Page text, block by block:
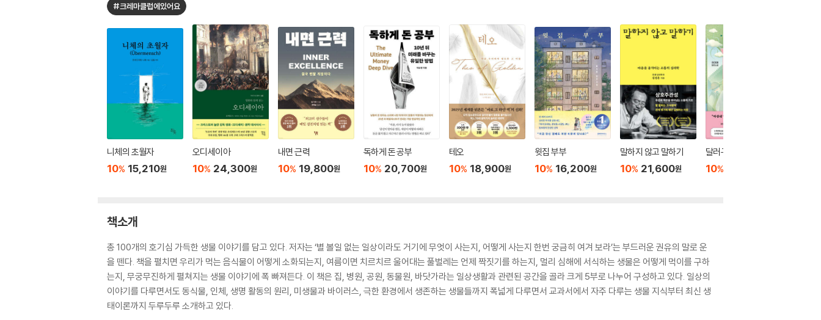
#크레마클럽에있어요
니체의 초월자
10% 15,210원
오디세이아
10% 24,300원
내면 근력
10% 19,800원
독하게 돈 공부
10% 20,700원
테오
10% 18,900원
윗집 부부
10% 16,200원
말하지 않고 말하기
10% 21,600원
달러구트 꿈 백화점 0
10%
책소개
총 100개의 호기심 가득한 생물 이야기를 담고 있다. 저자는 ‘별 볼일 없는 일상이라도 거기에 무엇이 사는지, 어떻게 사는지 한번 궁금히 여겨 보라’는 부드러운 권유의 말로 운
을 뗀다. 책을 펼치면 우리가 먹는 음식물이 어떻게 소화되는지, 여름이면 치르치르 울어대는 풀벌레는 언제 짝짓기를 하는지, 멀리 심해에 서식하는 생물은 어떻게 먹이를 구하
는지, 무궁무진하게 펼쳐지는 생물 이야기에 폭 빠져든다. 이 책은 집, 병원, 공원, 동물원, 바닷가라는 일상생활과 관련된 공간을 골라 크게 5부로 나누어 구성하고 있다. 일상의
이야기를 다루면서도 동식물, 인체, 생명 활동의 원리, 미생물과 바이러스, 극한 환경에서 생존하는 생물들까지 폭넓게 다루면서 교과서에서 자주 다루는 생물 지식부터 최신 생
태이론까지 두루두루 소개하고 있다.